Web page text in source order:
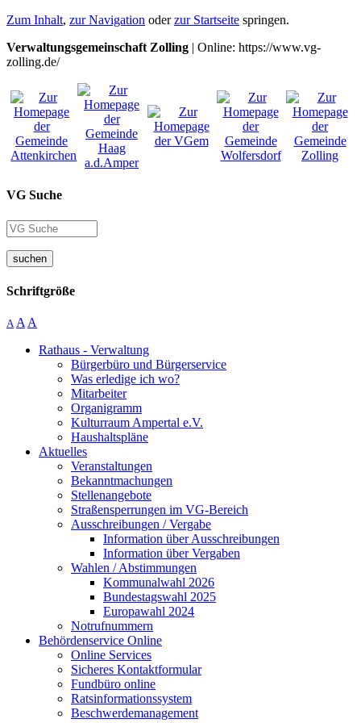
Zum Inhalt, zur Navigation oderzur Startseite springen.
Verwaltungsgemeinschaft Zolling | Online: https://www.vg-
zolling.de/
VG Suche
suchen
Schriftgröße
A A A
Rathaus - Verwaltung
Bürgerbüro und Bürgerservice
Was erledige ich wo?
Mitarbeiter
Organigramm
Kulturraum Ampertal e.V.
Haushaltspläne
Aktuelles
Veranstaltungen
Bekanntmachungen
Stellenangebote
Straßensperrungen im VG-Bereich
Ausschreibungen / Vergabe
Information über Ausschreibungen
Information über Vergaben
Wahlen / Abstimmungen
Kommunalwahl 2026
Bundestagswahl 2025
Europawahl 2024
Notrufnummern
Behördenservice Online
Online Services
Sicheres Kontaktformular
Fundbüro online
Ratsinformationssystem
Beschwerdemanagement